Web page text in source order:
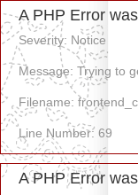
A PHP Error
Severity: Notice
Message: Trying to
Filename:
Line Number: 69
A PHP Error